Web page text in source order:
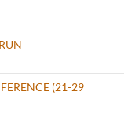
(21-29